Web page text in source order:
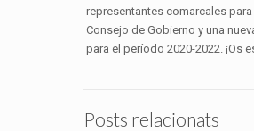
representantes comarcales para
Consejo de Gobierno y una
para el período 2020-2022. ¡Os
Posts relacionats